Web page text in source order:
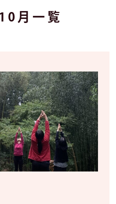
月一覧